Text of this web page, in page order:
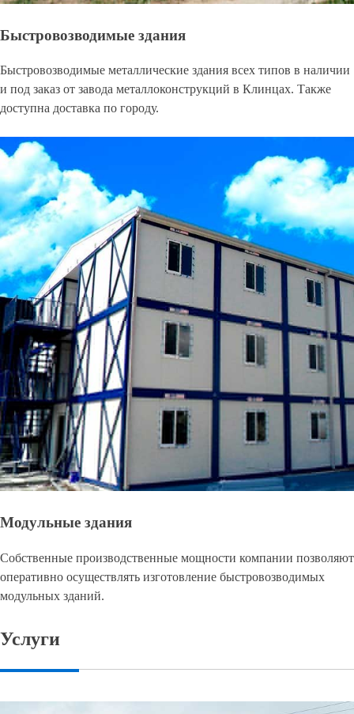
Быстровозводимые здания
Быстровозводимые металлические здания всех типов в наличии
и под заказ от завода металлоконструкций в Клинцах. Также
доступна доставка по городу.
Модульные здания
Собственные производственные мощности компании позволяют
оперативно осуществлять изготовление быстровозводимых
модульных зданий.
Услуги